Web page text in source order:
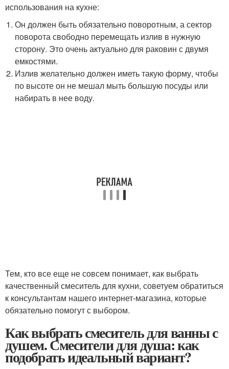
использования на кухне:
Он должен быть обязательно поворотным, а сектор
поворота свободно перемещать излив в нужную
сторону. Это очень актуально для раковин с двумя
емкостями.
Излив желательно должен иметь такую форму, чтобы
по высоте он не мешал мыть большую посуды или
набирать в нее воду.
Тем, кто все еще не совсем понимает, как выбрать
качественный смеситель для кухни, советуем обратиться
к консультантам нашего интернет-магазина, которые
обязательно помогут с выбором.
Как выбрать смеситель для ванны с
душем. Смесители для душа: как
подобрать идеальный вариант?